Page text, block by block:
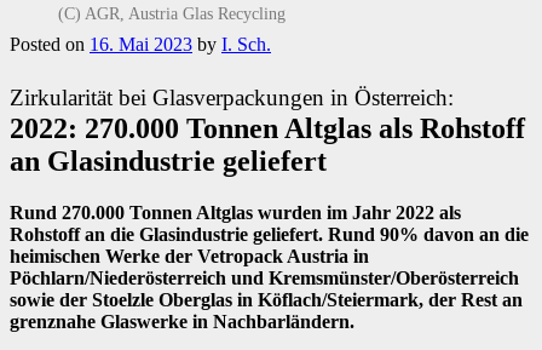
(C) AGR, Austria Glas Recycling
Posted on 16. Mai 2023 by I. Sch.
Zirkularität bei Glasverpackungen in Österreich:
2022: 270.000 Tonnen Altglas als Rohstoff
an Glasindustrie geliefert
Rund 270.000 Tonnen Altglas wurden im Jahr 2022 als
Rohstoff an die Glasindustrie geliefert. Rund 90% davon an die
heimischen Werke der Vetropack Austria in
Pöchlarn/Niederösterreich und Kremsmünster/Oberösterreich
sowie der Stoelzle Oberglas in Köflach/Steiermark, der Rest an
grenznahe Glaswerke in Nachbarländern.